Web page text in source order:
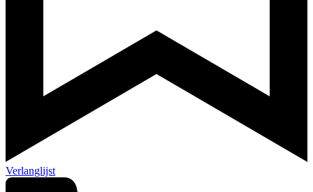
Verlanglijst